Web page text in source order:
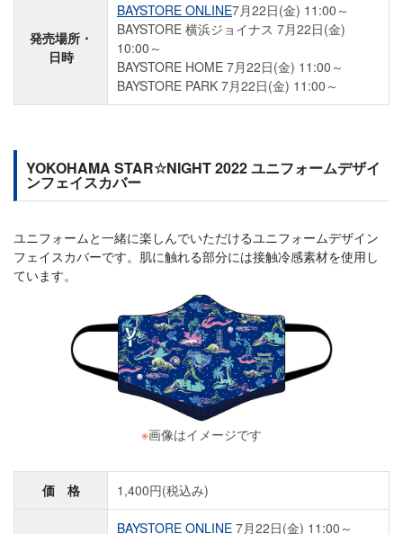
発売場所・
日時
BAYSTORE ONLINE7月22日(金) 11:00～
BAYSTORE 横浜ジョイナス 7月22日(金)
10:00～
BAYSTORE HOME 7月22日(金) 11:00～
BAYSTORE PARK 7月22日(金) 11:00～
YOKOHAMA STAR☆NIGHT 2022 ユニフォームデザイ
ンフェイスカバー
ユニフォームと一緒に楽しんでいただけるユニフォームデザイン
フェイスカバーです。肌に触れる部分には接触冷感素材を使用し
ています。
※画像はイメージです
価 格 1,400円(税込み)
BAYSTORE ONLINE 7月22日(金) 11:00～